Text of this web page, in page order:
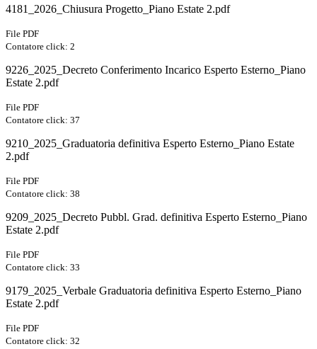
4181_2026_Chiusura Progetto_Piano Estate 2.pdf
File PDF
Contatore click: 2
9226_2025_Decreto Conferimento Incarico Esperto Esterno_Piano
Estate 2.pdf
File PDF
Contatore click: 37
9210_2025_Graduatoria definitiva Esperto Esterno_Piano Estate
2.pdf
File PDF
Contatore click: 38
9209_2025_Decreto Pubbl. Grad. definitiva Esperto Esterno_Piano
Estate 2.pdf
File PDF
Contatore click: 33
9179_2025_Verbale Graduatoria definitiva Esperto Esterno_Piano
Estate 2.pdf
File PDF
Contatore click: 32